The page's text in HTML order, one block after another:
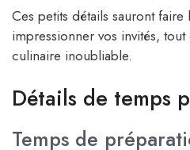
Ces petits détails sauront
impressionner vos invités,
culinaire inoubliable.
Détails de temps
Temps de